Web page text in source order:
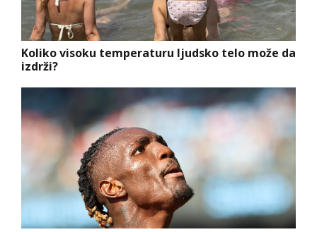
Koliko visoku temperaturu ljudsko telo može da
izdrži?